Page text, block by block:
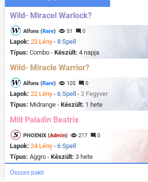
Wild- Miracel Warlock?
Alfons (Rare) 51 0
Lapok: 22 Lény - 8 Spell
Típus: Combo - Készült: 4 napja
Wild- Miracle Warrior?
Alfons (Rare) 105 0
Lapok: 22 Lény - 6 Spell - 2 Fegyver
Típus: Midrange - Készült: 1 hete
Mill Paladin Beatrix
PHOENIX (Admin) 217 0
Lapok: 24 Lény - 6 Spell
Típus: Aggro - Készült: 3 hete
Összes pakli